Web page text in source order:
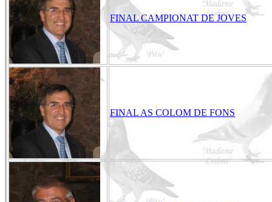
FINAL CAMPIONAT DE JOVES
FINAL AS COLOM DE FONS